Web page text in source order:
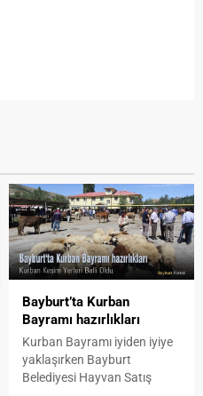
Bayburt’ta Kurban
Bayramı hazırlıkları
Kurban Bayramı iyiden iyiye
yaklaşırken Bayburt
Belediyesi Hayvan Satış